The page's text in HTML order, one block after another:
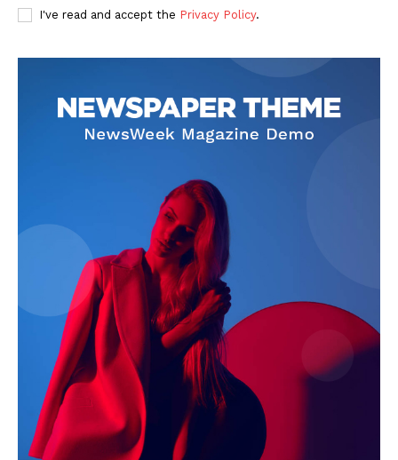
I've read and accept the Privacy Policy.